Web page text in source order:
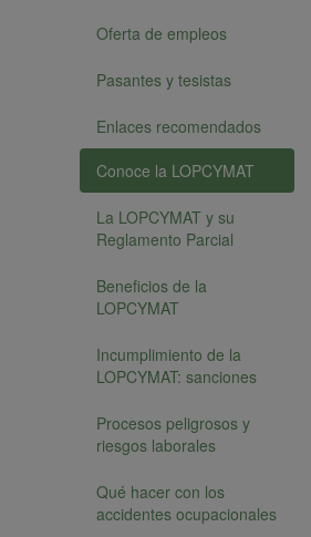
Oferta de empleos
Pasantes y tesistas
Enlaces recomendados
Conoce la LOPCYMAT
La LOPCYMAT y su
Reglamento Parcial
Beneficios de la
LOPCYMAT
Incumplimiento de la
LOPCYMAT: sanciones
Procesos peligrosos y
riesgos laborales
Qué hacer con los
accidentes ocupacionales